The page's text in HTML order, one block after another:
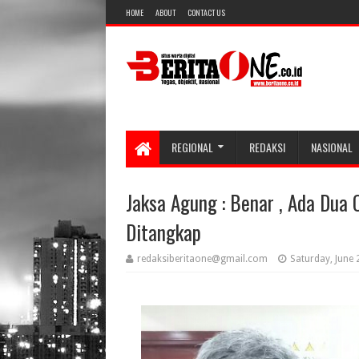
HOME ABOUT CONTACT US
REGIONAL REDAKSI NASIONAL
Jaksa Agung : Benar , Ada
Ditangkap
redaksiberitaone@gmail.com Saturday, June